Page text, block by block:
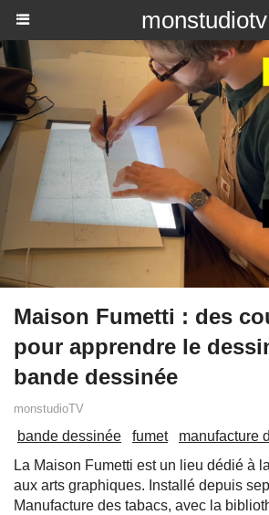
monstudiotv
Maison Fumetti : des
pour apprendre le
bande dessinée
monstudioTV
bande dessinée fumet manufacture
La Maison Fumetti est un lieu dédié à
aux arts graphiques. Installé depuis
Manufacture des tabacs, avec la